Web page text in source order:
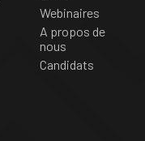
Webinaires
A propos de
nous
Candidats